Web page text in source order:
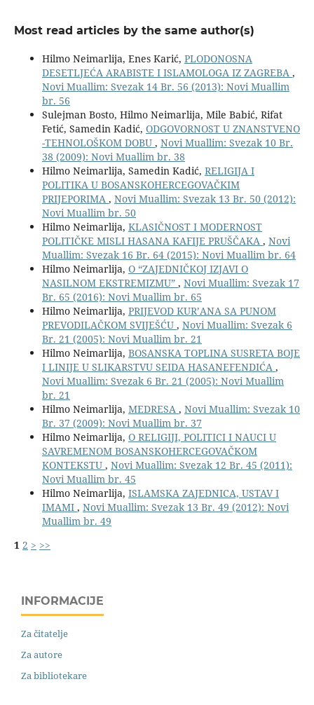
Most read articles by the same author(s)
Hilmo Neimarlija, Enes Karić, PLODONOSNA
DESETLJEĆA ARABISTE I ISLAMOLOGA IZ ZAGREBA ,
Novi Muallim: Svezak 14 Br. 56 (2013): Novi Muallim
br. 56
Sulejman Bosto, Hilmo Neimarlija, Mile Babić, Rifat
Fetić, Samedin Kadić, ODGOVORNOST U ZNANSTVENO
-TEHNOLOŠKOM DOBU , Novi Muallim: Svezak 10 Br.
38 (2009): Novi Muallim br. 38
Hilmo Neimarlija, Samedin Kadić, RELIGIJA I
POLITIKA U BOSANSKOHERCEGOVAČKIM
PRIJEPORIMA , Novi Muallim: Svezak 13 Br. 50 (2012):
Novi Muallim br. 50
Hilmo Neimarlija, KLASIČNOST I MODERNOST
POLITIČKE MISLI HASANA KAFIJE PRUŠČAKA , Novi
Muallim: Svezak 16 Br. 64 (2015): Novi Muallim br. 64
Hilmo Neimarlija, O “ZAJEDNIČKOJ IZJAVI O
NASILNOM EKSTREMIZMU” , Novi Muallim: Svezak 17
Br. 65 (2016): Novi Muallim br. 65
Hilmo Neimarlija, PRIJEVOD KUR’ANA SA PUNOM
PREVODILAČKOM SVIJEŠĆU , Novi Muallim: Svezak 6
Br. 21 (2005): Novi Muallim br. 21
Hilmo Neimarlija, BOSANSKA TOPLINA SUSRETA BOJE
I LINIJE U SLIKARSTVU SEIDA HASANEFENDIĆA ,
Novi Muallim: Svezak 6 Br. 21 (2005): Novi Muallim
br. 21
Hilmo Neimarlija, MEDRESA , Novi Muallim: Svezak 10
Br. 37 (2009): Novi Muallim br. 37
Hilmo Neimarlija, O RELIGIJI, POLITICI I NAUCI U
SAVREMENOM BOSANSKOHERCEGOVAČKOM
KONTEKSTU , Novi Muallim: Svezak 12 Br. 45 (2011):
Novi Muallim br. 45
Hilmo Neimarlija, ISLAMSKA ZAJEDNICA, USTAV I
IMAMI , Novi Muallim: Svezak 13 Br. 49 (2012): Novi
Muallim br. 49
1 2 > >>
INFORMACIJE
Za čitatelje
Za autore
Za bibliotekare